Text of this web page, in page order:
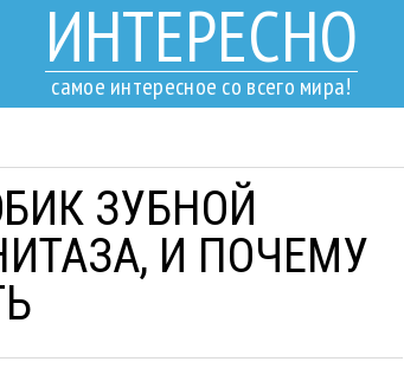
ИНТЕРЕСНО
самое интересное со всего мира!
ЗУБНОЙ
И ПОЧЕМУ